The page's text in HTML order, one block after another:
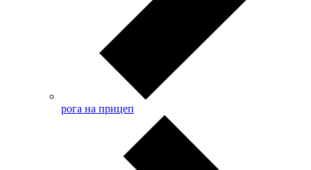
рога на прицеп